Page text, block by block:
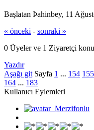
Başlatan Þahinbey, 11
« önceki - sonraki »
0 Üyeler ve 1 Ziyaretçi
Yazdır
Aşağı git Sayfa 1 ... 154 155
164 ... 183
Kullanıcı Eylemleri